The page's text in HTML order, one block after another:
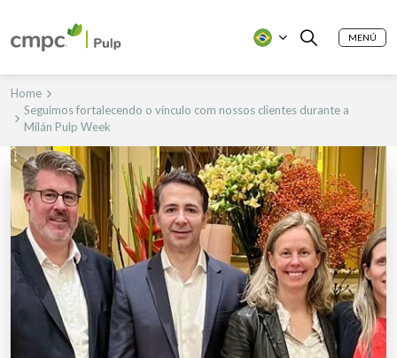
MENÚ
Home
Seguimos fortalecendo o vínculo com nossos clientes durante a
Milán Pulp Week